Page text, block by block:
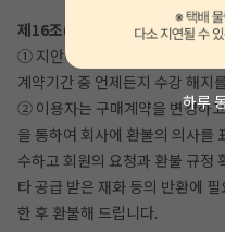
하루
제16조(디지털콘텐츠 등의 구매
① 지안에듀와 디지털 콘텐츠 등
계약기간 중 언제든지 수강 해지
② 이용자는 구매계약을 변경하
을 통하여 회사에 환불의 의사를
수하고 회원의 요청과 환불 규정
타 공급 받은 재화 등의 반환에
한 후 환불해 드립니다.